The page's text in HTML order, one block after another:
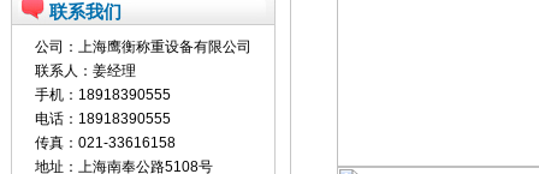
联系我们
公司：上海鹰衡称重设备有限公司
联系人：姜经理
手机：18918390555
电话：18918390555
传真：021-33616158
地址：上海南奉公路5108号